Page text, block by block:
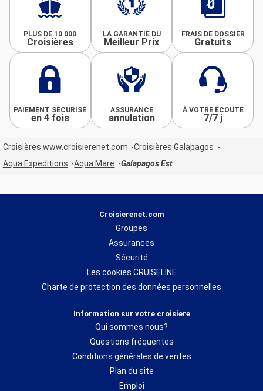
PLUS DE 10 000
Croisières
LA GARANTIE DU
Meilleur Prix
FRAIS DE DOSSIER
Gratuits
PAIEMENT SÉCURISÉ
en 4 fois
ASSURANCE
annulation
À VOTRE ÉCOUTE
7/7 j
Croisières www.croisierenet.com
Croisières Galapagos
Aqua Expeditions
Aqua Mare Galapagos Est
Croisierenet.com
Groupes
Assurances
Sécurité
Les cookies CRUISELINE
Charte de protection des données personnelles
Information sur votre croisiere
Qui sommes nous?
Questions fréquentes
Conditions générales de ventes
Plan du site
Emploi